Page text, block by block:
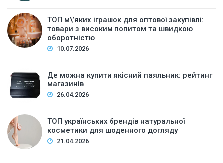
ТОП м\’яких іграшок для оптової закупівлі:
товари з високим попитом та швидкою
оборотністю
10.07.2026
Де можна купити якісний паяльник: рейтинг
магазинів
26.04.2026
ТОП українських брендів натуральної
косметики для щоденного догляду
21.04.2026